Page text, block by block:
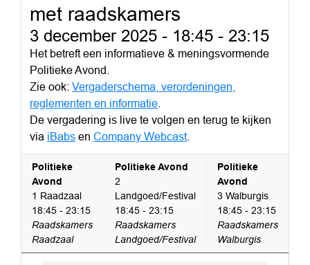
met raadskamers
3 december 2025 - 18:45 - 23:15
Het betreft een informatieve & meningsvormende
Politieke Avond.
Zie ook: Vergaderschema, verordeningen,
reglementen en informatie
De vergadering is live te volgen en terug te kijken
via iBabs en Company Webcast.
Politieke
Avond
1 Raadzaal
18:45 - 23:15
Raadskamers
Raadzaal
Politieke Avond
2
Landgoed/Festival
18:45 - 23:15
Raadskamers
Landgoed/Festival
Politieke
Avond
3 Walburgis
18:45 - 23:15
Raadskamers
Walburgis